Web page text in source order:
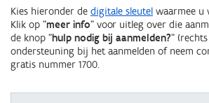
Kies hieronder de digitale sleutel waarmee u
Klik op "meer info" voor uitleg over die
de knop "hulp nodig bij aanmelden?"
ondersteuning bij het aanmelden of neem
gratis nummer 1700.